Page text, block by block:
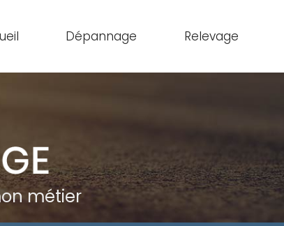
Dépannage Relevage
métier